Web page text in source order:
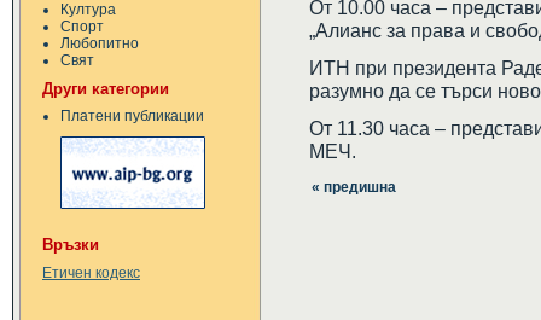
Култура
Спорт
Любопитно
Свят
Други категории
Платени публикации
Връзки
Етичен кодекс
От 10.00 часа –
„Алианс за права и
ИТН при президента
разумно да се търси
От 11.30 часа –
МЕЧ.
« предишна